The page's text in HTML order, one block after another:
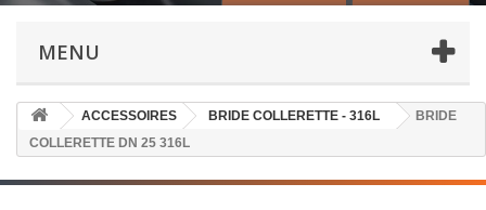
MENU
ACCESSOIRES BRIDE COLLERETTE - 316L
BRIDE
COLLERETTE DN 25 316L